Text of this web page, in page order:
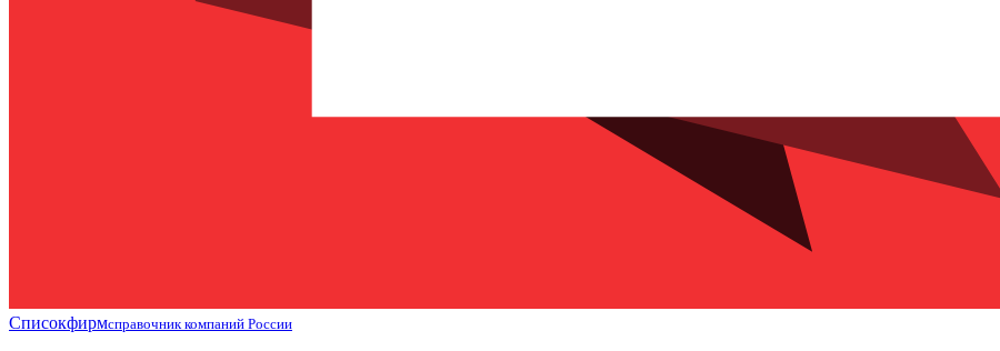
Списокфирмсправочник компаний России